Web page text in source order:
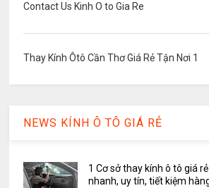
Contact Us Kinh O to Gia Re
Thay Kính Ôtô Cần Thơ Giá Rẻ Tận Nơi 1
NEWS KÍNH Ô TÔ GIÁ RẺ
1 Cơ sở thay kính ô tô giá
nhanh, uy tín, tiết kiệm